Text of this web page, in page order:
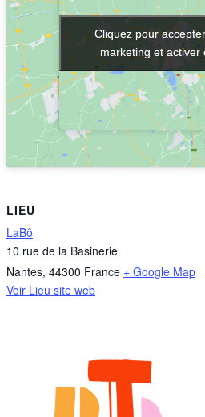
LIEU
LaBô
10 rue de la Basinerie
Nantes, 44300 France + Google Map
Voir Lieu site web
Cliquez pour
marketing et activer
Cliquez pour
marketing et activer